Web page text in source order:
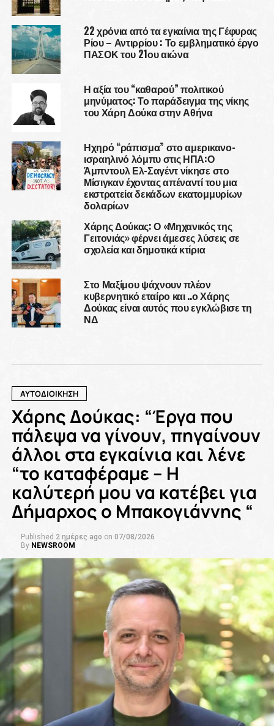
22 χρόνια από τα εγκαίνια της Γέφυρας
Ρίου – Αντιρρίου : Το εμβληματικό έργο
ΠΑΣΟΚ του 21ου αιώνα
Η αξία του “καθαρού” πολιτικού
μηνύματος: Το παράδειγμα της νίκης
του Χάρη Δούκα στην Αθήνα
Ηχηρό “ράπισμα” στο αμερικανο-
ισραηλινό λόμπυ στις ΗΠΑ:Ο
Άμπντουλ Ελ-Σαγέντ νίκησε στο
Μίσιγκαν έχοντας απέναντί του μια
εκστρατεία δεκάδων εκατομμυρίων
δολαρίων
Χάρης Δούκας: Ο «Μηχανικός της
Γειτονιάς» φέρνει άμεσες λύσεις σε
σχολεία και δημοτικά κτίρια
Στο Μαξίμου ψάχνουν πλέον
κυβερνητικό εταίρο και ..ο Χάρης
Δούκας είναι αυτός που εγκλώβισε τη
ΝΔ
ΑΥΤΟΔΙΟΙΚΗΣΗ
Χάρης Δούκας: “Έργα που
πάλεψα να γίνουν, πηγαίνουν
άλλοι στα εγκαίνια και λένε
“το καταφέραμε – Η
καλύτερή μου να κατέβει για
Δήμαρχος ο Μπακογιάννης “
Published 2 ημέρες ago on 07/08/2026
By NEWSROOM